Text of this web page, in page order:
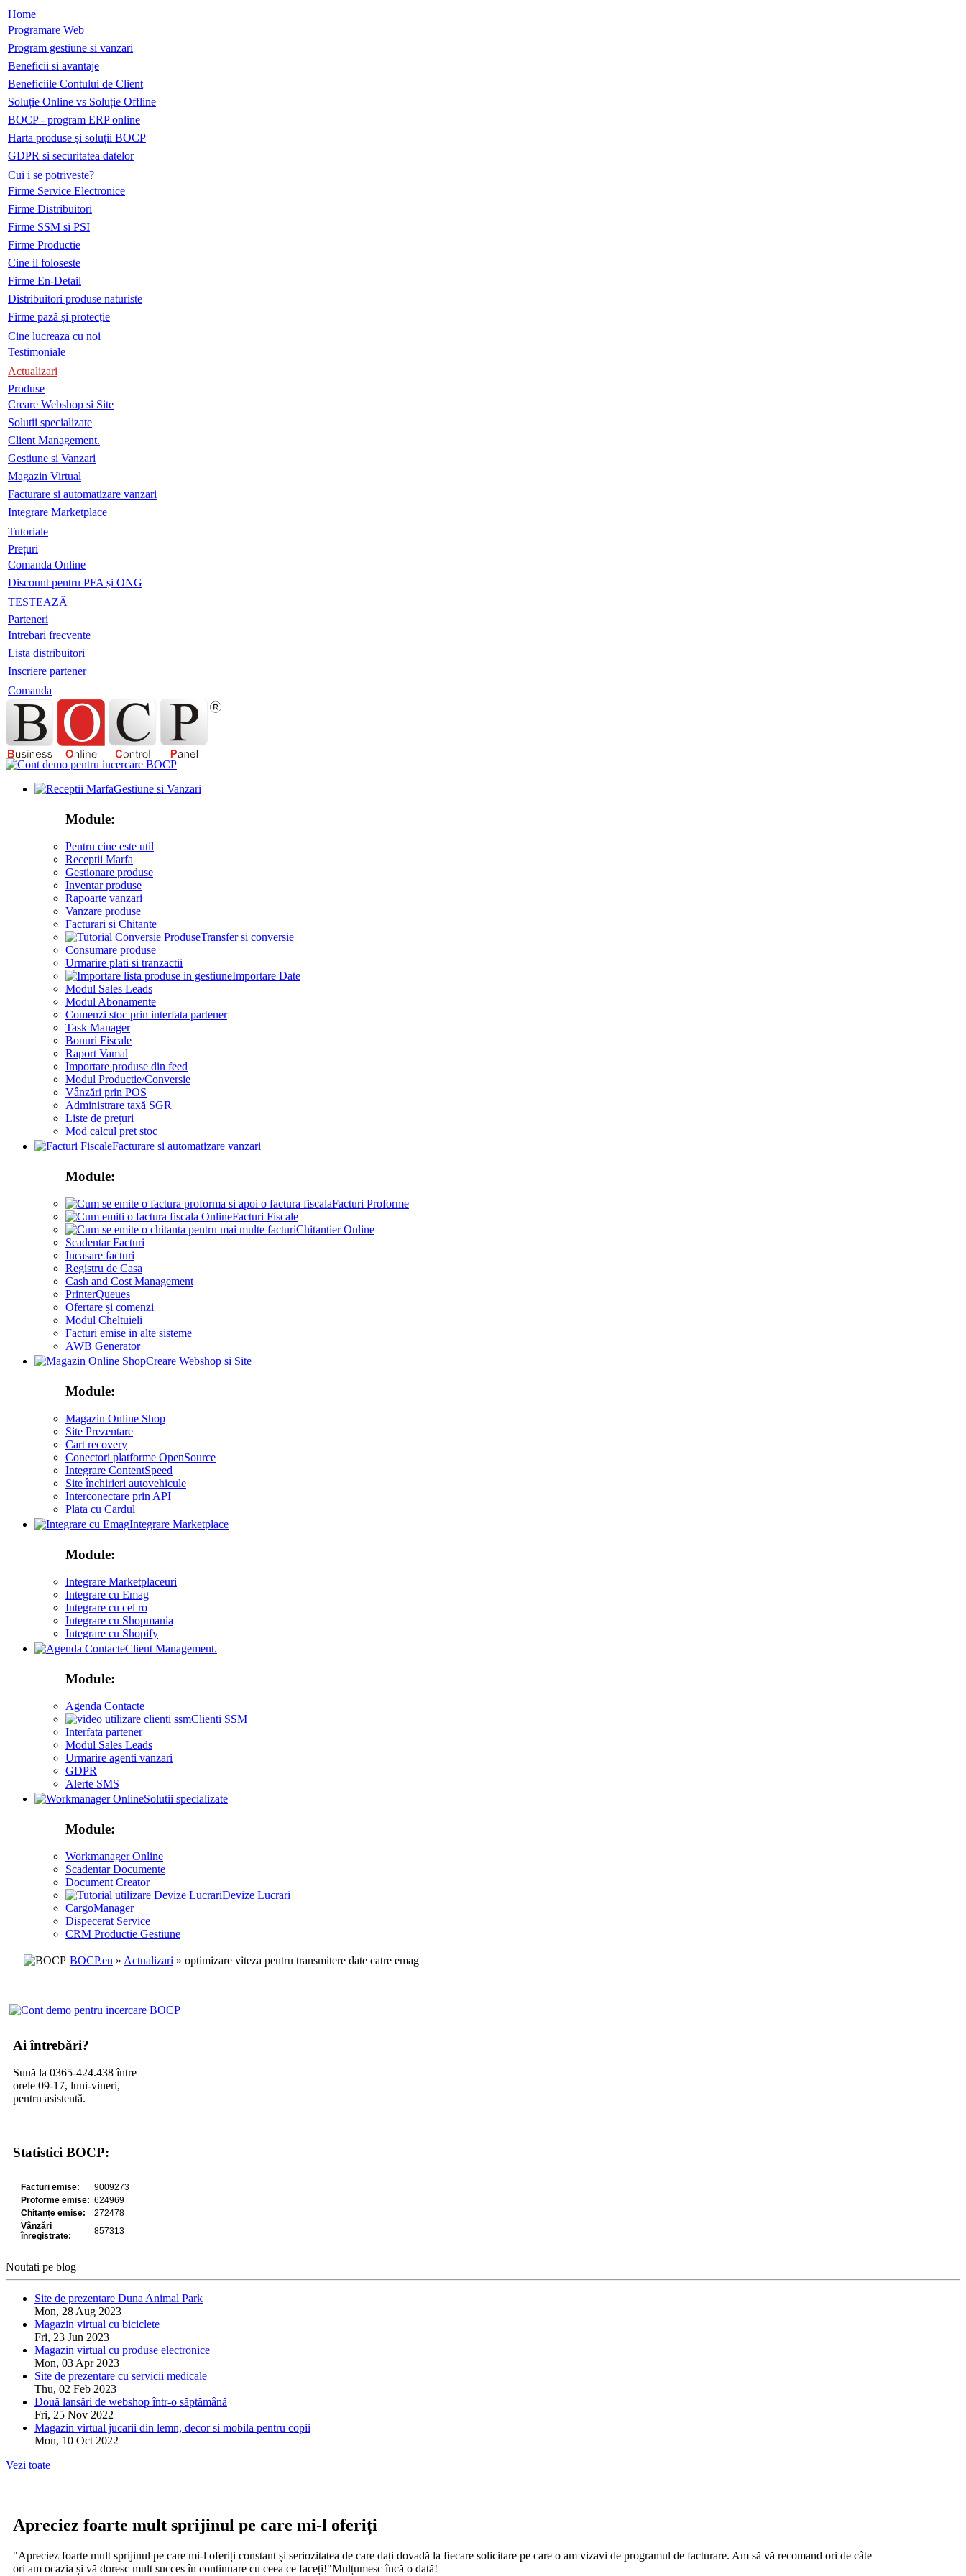
Home
Programare Web
Program gestiune si vanzari
Beneficii si avantaje
Beneficiile Contului de Client
Soluție Online vs Soluție Offline
BOCP - program ERP online
Harta produse și soluții BOCP
GDPR si securitatea datelor
Cui i se potriveste?
Firme Service Electronice
Firme Distribuitori
Firme SSM si PSI
Firme Productie
Cine il foloseste
Firme En-Detail
Distribuitori produse naturiste
Firme pază și protecție
Cine lucreaza cu noi
Testimoniale
Actualizari
Produse
Creare Webshop si Site
Solutii specializate
Client Management.
Gestiune si Vanzari
Magazin Virtual
Facturare si automatizare vanzari
Integrare Marketplace
Tutoriale
Prețuri
Comanda Online
Discount pentru PFA și ONG
TESTEAZĂ
Parteneri
Intrebari frecvente
Lista distribuitori
Inscriere partener
Comanda
Gestiune si Vanzari
Module:
Pentru cine este util
Receptii Marfa
Gestionare produse
Inventar produse
Rapoarte vanzari
Vanzare produse
Facturari si Chitante
Transfer si conversie
Consumare produse
Urmarire plati si tranzactii
Importare Date
Modul Sales Leads
Modul Abonamente
Comenzi stoc prin interfata partener
Task Manager
Bonuri Fiscale
Raport Vamal
Importare produse din feed
Modul Productie/Conversie
Vânzări prin POS
Administrare taxă SGR
Liste de prețuri
Mod calcul pret stoc
Facturare si automatizare vanzari
Module:
Facturi Proforme
Facturi Fiscale
Chitantier Online
Scadentar Facturi
Incasare facturi
Registru de Casa
Cash and Cost Management
PrinterQueues
Ofertare și comenzi
Modul Cheltuieli
Facturi emise in alte sisteme
AWB Generator
Creare Webshop si Site
Module:
Magazin Online Shop
Site Prezentare
Cart recovery
Conectori platforme OpenSource
Integrare ContentSpeed
Site închirieri autovehicule
Interconectare prin API
Plata cu Cardul
Integrare Marketplace
Module:
Integrare Marketplaceuri
Integrare cu Emag
Integrare cu cel ro
Integrare cu Shopmania
Integrare cu Shopify
Client Management.
Module:
Agenda Contacte
Clienti SSM
Interfata partener
Modul Sales Leads
Urmarire agenti vanzari
GDPR
Alerte SMS
Solutii specializate
Module:
Workmanager Online
Scadentar Documente
Document Creator
Devize Lucrari
CargoManager
Dispecerat Service
CRM Productie Gestiune
BOCP.eu » Actualizari » optimizare viteza pentru transmitere date catre emag
Ai întrebări?
Sună la 0365-424.438 între
orele 09-17, luni-vineri,
pentru asistentă.
Statistici BOCP:
Noutati pe blog
Site de prezentare Duna Animal Park
Mon, 28 Aug 2023
Magazin virtual cu biciclete
Fri, 23 Jun 2023
Magazin virtual cu produse electronice
Mon, 03 Apr 2023
Site de prezentare cu servicii medicale
Thu, 02 Feb 2023
Două lansări de webshop într-o săptămână
Fri, 25 Nov 2022
Magazin virtual jucarii din lemn, decor si mobila pentru copii
Mon, 10 Oct 2022
Vezi toate
Apreciez foarte mult sprijinul pe care mi-l oferiți
"Apreciez foarte mult sprijinul pe care mi-l oferiți constant și seriozitatea de care dați dovadă la fiecare solicitare pe care o am vizavi de programul de facturare. Am să vă recomand ori de câte
ori am ocazia și vă doresc mult succes în continuare cu ceea ce faceți!"Mulțumesc încă o dată!